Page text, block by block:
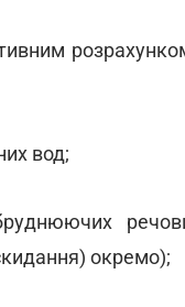
вод;
окремо);